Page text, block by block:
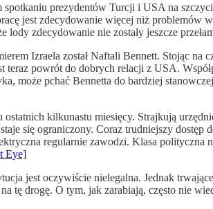
prezydentów Turcji i USA na
jest zdecydowanie więcej niż
zdecydowanie nie zostały jeszcze
Izraela został Naftali Bennett. Stojąc na
powrót do dobrych relacji z USA.
może pchać Bennetta do bardziej
kilkunastu miesięcy. Strajkują
się ograniczony. Coraz trudniejszy
regularnie zawodzi. Klasa
Eye]
jest oczywiście nielegalna. Jednak
tę drogę. O tym, jak zarabiają, często nie